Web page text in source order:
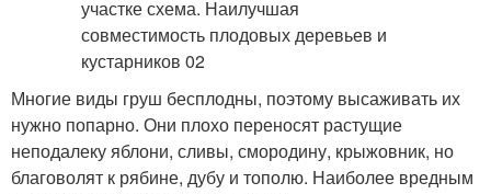
Многие виды груш бесплодны, поэтому высаживать их
нужно попарно. Они плохо переносят растущие
неподалеку яблони, сливы, смородину, крыжовник, но
благоволят к рябине, дубу и тополю. Наиболее вредным